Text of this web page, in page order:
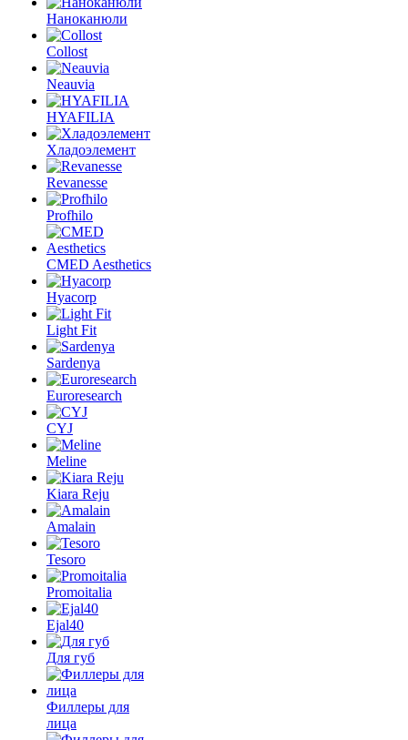
Наноканюли
Collost
Neauvia
HYAFILIA
Хладоэлемент
Revanesse
Profhilo
CMED Aesthetics
Hyacorp
Light Fit
Sardenya
Euroresearch
CYJ
Meline
Kiara Reju
Amalain
Tesoro
Promoitalia
Ejal40
Для губ
Филлеры для
лица